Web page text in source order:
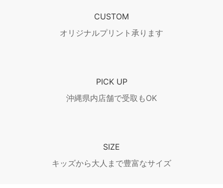
CUSTOM
オリジナルプリント承ります
PICK UP
沖縄県内店舗で受取もOK
SIZE
キッズから大人まで豊富なサイズ